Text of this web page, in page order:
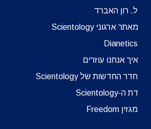
ל. רון האברד
מאתר ארגוני Scientology
Dianetics
איך אנחנו עוזרים
חדר החדשות של Scientology
דת ה-Scientology
מגזין Freedom